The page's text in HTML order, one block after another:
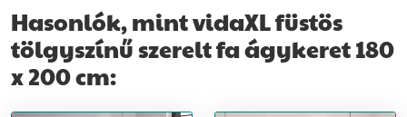
Hasonlók, mint vidaXL füstös
tölgyszínű szerelt fa ágykeret 180
x 200 cm: